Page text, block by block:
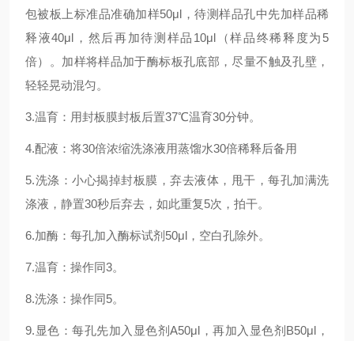
包被板上标准品准确加样50μl，待测样品孔中先加样品稀
释液40μl，然后再加待测样品10μl（样品终稀释度为5
倍）。加样将样品加于酶标板孔底部，尽量不触及孔壁，
轻轻晃动混匀。
3.温育：用封板膜封板后置37℃温育30分钟。
4.配液：将30倍浓缩洗涤液用蒸馏水30倍稀释后备用
5.洗涤：小心揭掉封板膜，弃去液体，甩干，每孔加满洗
涤液，静置30秒后弃去，如此重复5次，拍干。
6.加酶：每孔加入酶标试剂50μl，空白孔除外。
7.温育：操作同3。
8.洗涤：操作同5。
9.显色：每孔先加入显色剂A50μl，再加入显色剂B50μl，